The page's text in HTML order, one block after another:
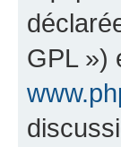
GPL »)